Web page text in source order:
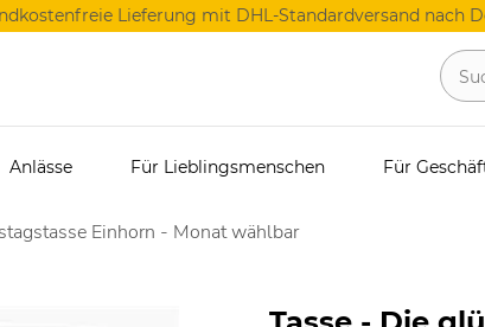
Lieferung mit DHL-Standardversand nach
Anlässe Für Lieblingsmenschen Für
Einhorn - Monat wählbar